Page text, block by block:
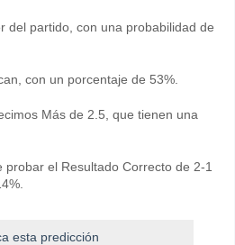
del partido, con una probabilidad de
con un porcentaje de 53%.
Más de 2.5, que tienen una
el Resultado Correcto de 2-1
esta predicción